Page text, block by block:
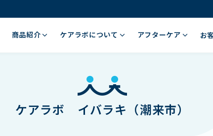
商品紹介 ケアラボについて アフターケア お
ケアラボ イバラキ（潮来市）